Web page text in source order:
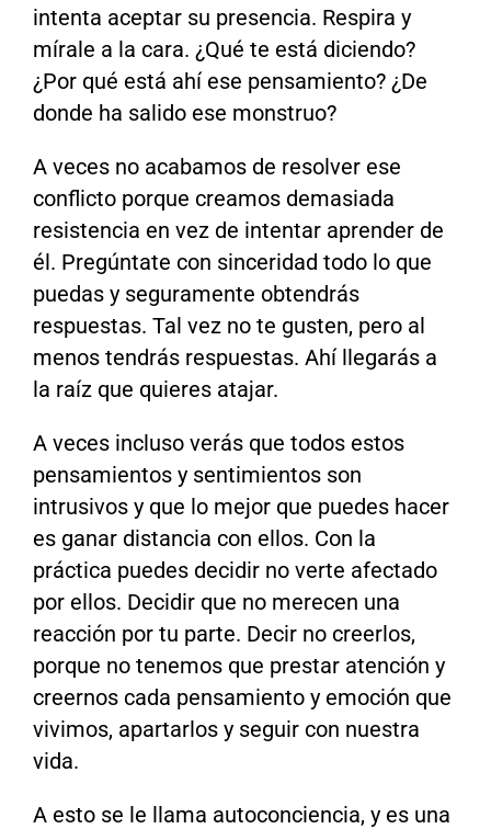
intenta aceptar su presencia. Respira y
mírale a la cara. ¿Qué te está diciendo?
¿Por qué está ahí ese pensamiento? ¿De
donde ha salido ese monstruo?
A veces no acabamos de resolver ese
conflicto porque creamos demasiada
resistencia en vez de intentar aprender de
él. Pregúntate con sinceridad todo lo que
puedas y seguramente obtendrás
respuestas. Tal vez no te gusten, pero al
menos tendrás respuestas. Ahí llegarás a
la raíz que quieres atajar.
A veces incluso verás que todos estos
pensamientos y sentimientos son
intrusivos y que lo mejor que puedes hacer
es ganar distancia con ellos. Con la
práctica puedes decidir no verte afectado
por ellos. Decidir que no merecen una
reacción por tu parte. Decir no creerlos,
porque no tenemos que prestar atención y
creernos cada pensamiento y emoción que
vivimos, apartarlos y seguir con nuestra
vida.
A esto se le llama autoconciencia, y es una